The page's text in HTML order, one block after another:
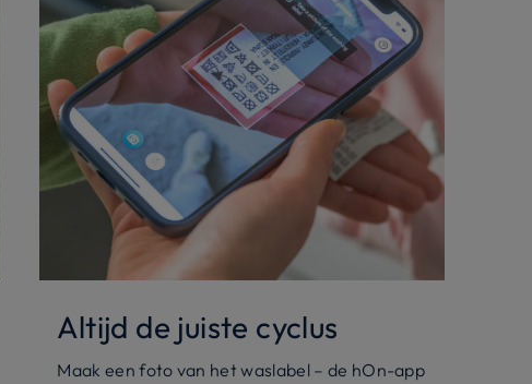
Altijd de juiste cyclus
Maak een foto van het waslabel – de hOn-app